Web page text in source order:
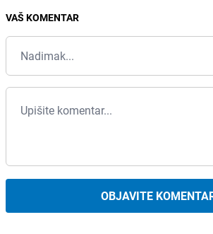
VAŠ KOMENTAR
OBJAVITE